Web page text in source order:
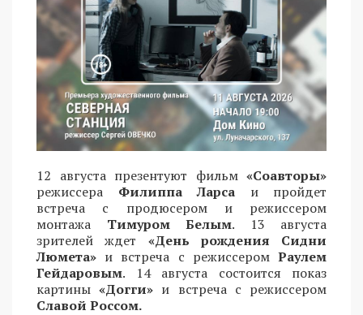
12 августа презентуют фильм «Соавторы»
режиссера Филиппа Ларса и пройдет
встреча с продюсером и режиссером
монтажа Тимуром Белым. 13 августа
зрителей ждет «День рождения Сидни
Люмета» и встреча с режиссером Раулем
Гейдаровым. 14 августа состоится показ
картины«Догги» и встреча с режиссером
Славой Россом.